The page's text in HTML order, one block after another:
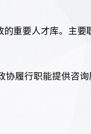
重要人才库。主要
协履行职能提供咨